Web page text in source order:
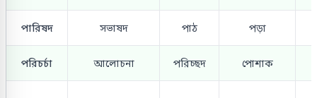
পারিষদ সভাষদ পাঠ পড়া
পরিচর্চা আলোচনা পরিচ্ছদ পোশাক